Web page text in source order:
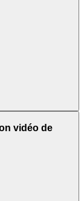
vidéo de